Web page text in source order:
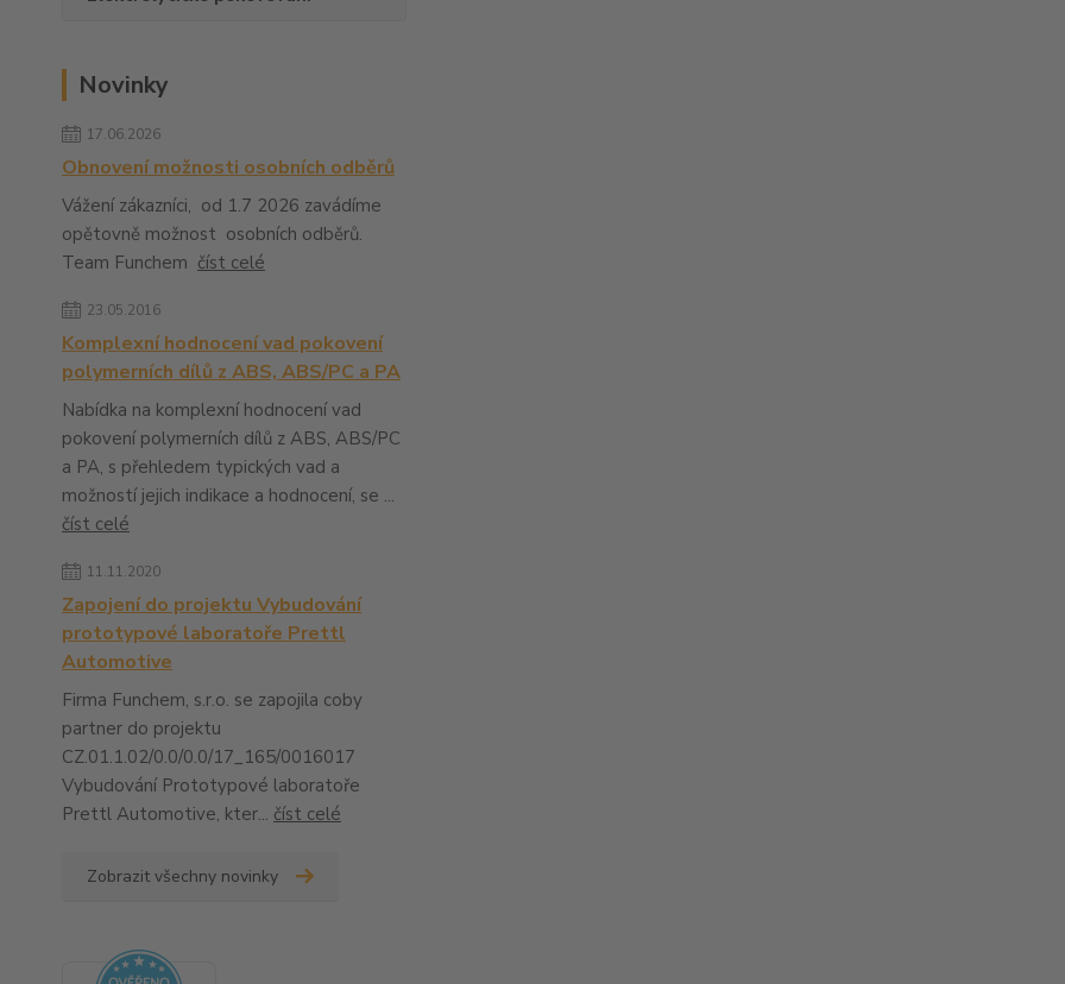
Novinky
17.06.2026
Obnovení možnosti osobních odběrů
Vážení zákazníci, od 1.7 2026 zavádíme
opětovně možnost osobních odběrů.
Team Funchem číst celé
23.05.2016
Komplexní hodnocení vad pokovení
polymerních dílů z ABS, ABS/PC a PA
Nabídka na komplexní hodnocení vad
pokovení polymerních dílů z ABS, ABS/PC
a PA, s přehledem typických vad a
možností jejich indikace a hodnocení, se ...
číst celé
11.11.2020
Zapojení do projektu Vybudování
prototypové laboratoře Prettl
Automotive
Firma Funchem, s.r.o. se zapojila coby
partner do projektu
CZ.01.1.02/0.0/0.0/17_165/0016017
Vybudování Prototypové laboratoře
Prettl Automotive, kter... číst celé
Zobrazit všechny novinky